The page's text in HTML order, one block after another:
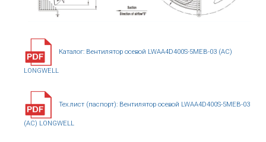
Каталог: Вентилятор осевой LWAA4D400S-5MEB-03 (AC)
LONGWELL
Тех.лист (паспорт): Вентилятор осевой LWAA4D400S-5MEB-03
(AC) LONGWELL